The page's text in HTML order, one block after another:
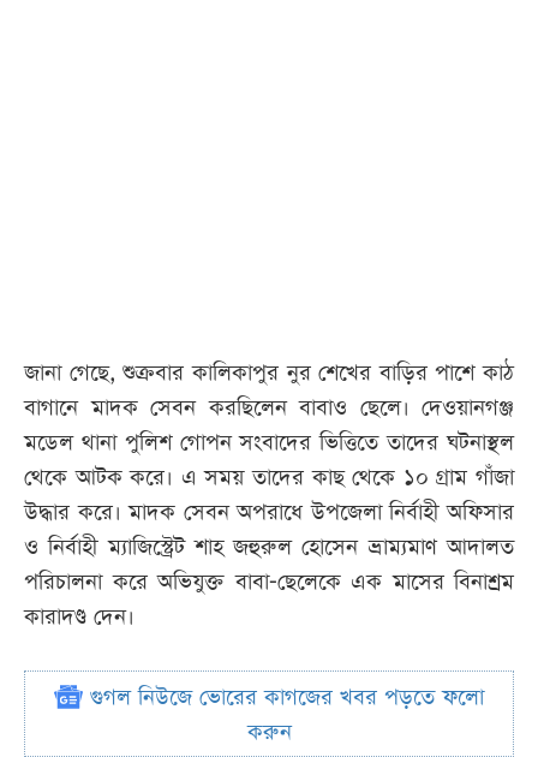
জানা গেছে, শুক্রবার কালিকাপুর নুর শেখের বাড়ির পাশে কাঠ
বাগানে মাদক সেবন করছিলেন বাবাও ছেলে। দেওয়ানগঞ্জ
মডেল থানা পুলিশ গোপন সংবাদের ভিত্তিতে তাদের ঘটনাস্থল
থেকে আটক করে। এ সময় তাদের কাছ থেকে ১০ গ্রাম গাঁজা
উদ্ধার করে। মাদক সেবন অপরাধে উপজেলা নির্বাহী অফিসার
ও নির্বাহী ম্যাজিস্ট্রেট শাহ জহুরুল হোসেন ভ্রাম্যমাণ আদালত
পরিচালনা করে অভিযুক্ত বাবা-ছেলেকে এক মাসের বিনাশ্রম
কারাদণ্ড দেন।
গুগল নিউজে ভোরের কাগজের খবর পড়তে ফলো
করুন